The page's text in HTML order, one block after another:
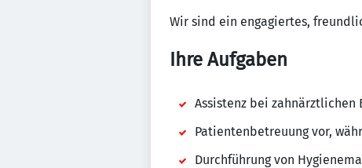
Wir sind ein engagiertes,
Ihre Aufgaben
Assistenz bei zahnärztlichen
Patientenbetreuung vor,
Durchführung von